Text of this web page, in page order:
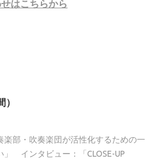
はこちらから
楽部・吹奏楽団が活性化するための一
」 インタビュー：「CLOSE-UP